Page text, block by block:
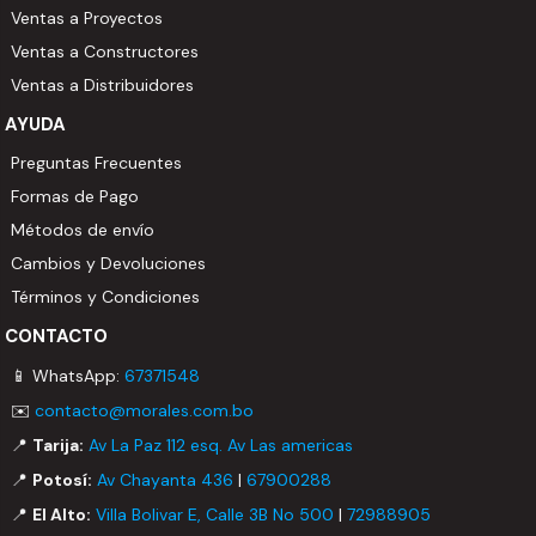
Ventas a Proyectos
Ventas a Constructores
Ventas a Distribuidores
AYUDA
Preguntas Frecuentes
Formas de Pago
Métodos de envío
Cambios y Devoluciones
Términos y Condiciones
CONTACTO
📱 WhatsApp:67371548
✉️contacto@morales.com.bo
📍 Tarija: Av La Paz 112 esq. Av Las americas
📍 Potosí: Av Chayanta 436 |67900288
📍 El Alto: Villa Bolivar E, Calle 3B No 500 |72988905